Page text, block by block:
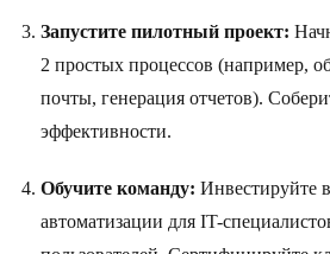
Запустите пилотный проект:
2 простых процессов (например,
почты, генерация отчетов).
эффективности.
Обучите команду: Инвестируйте
автоматизации для IT-